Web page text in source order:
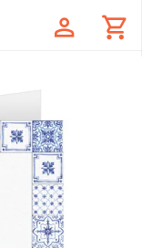
profile shopping_cart